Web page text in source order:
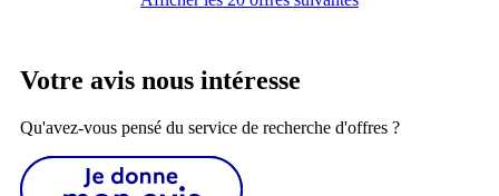
Votre avis nous intéresse
Qu'avez-vous pensé du service de recherche d'offres ?